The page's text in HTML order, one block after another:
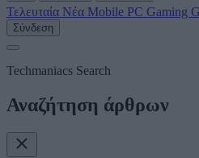
Τελευταία Νέα Mobile PC Gaming
Σύνδεση
Techmaniacs Search
Αναζήτηση άρθρων